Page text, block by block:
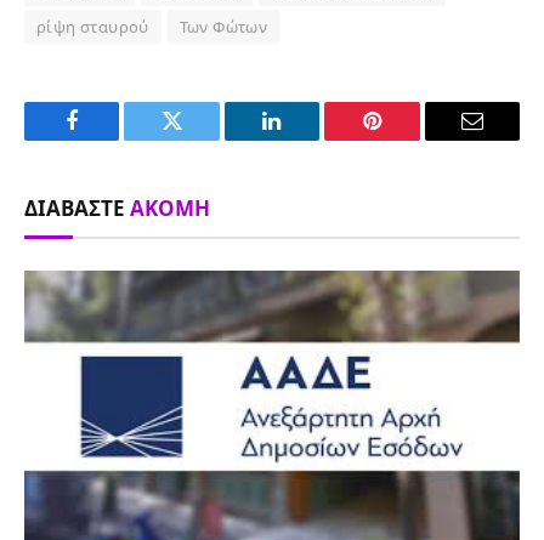
ρίψη σταυρού
Των Φώτων
Facebook Twitter LinkedIn Pinterest Email
ΔΙΑΒΆΣΤΕ ΑΚΌΜΗ